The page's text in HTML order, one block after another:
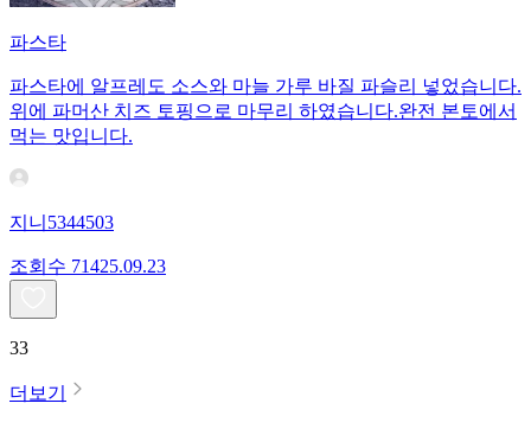
파스타
파스타에 알프레도 소스와 마늘 가루 바질 파슬리 넣었습니다.
위에 파머산 치즈 토핑으로 마무리 하였습니다.완전 본토에서
먹는 맛입니다.
지니5344503
조회수 71425.09.23
33
더보기